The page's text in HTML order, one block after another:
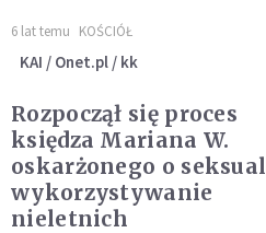
6 lat temu KOŚCIÓŁ
KAI / Onet.pl / kk
Rozpoczął się proces
księdza Mariana W.
oskarżonego o
wykorzystywanie
nieletnich